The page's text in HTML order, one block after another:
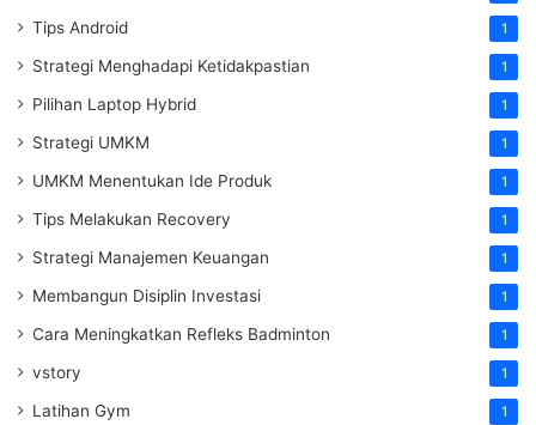
Tips Android 1
Strategi Menghadapi Ketidakpastian 1
Pilihan Laptop Hybrid 1
Strategi UMKM 1
UMKM Menentukan Ide Produk 1
Tips Melakukan Recovery 1
Strategi Manajemen Keuangan 1
Membangun Disiplin Investasi 1
Cara Meningkatkan Refleks Badminton 1
vstory 1
Latihan Gym 1